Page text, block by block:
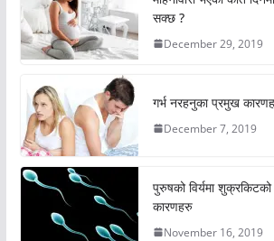
सक्छ ?
December 29, 2019
गर्भ नरहनुका प्रमुख
December 7, 2019
पुरुषको विर्यमा
कारणहरु
November 16, 2019